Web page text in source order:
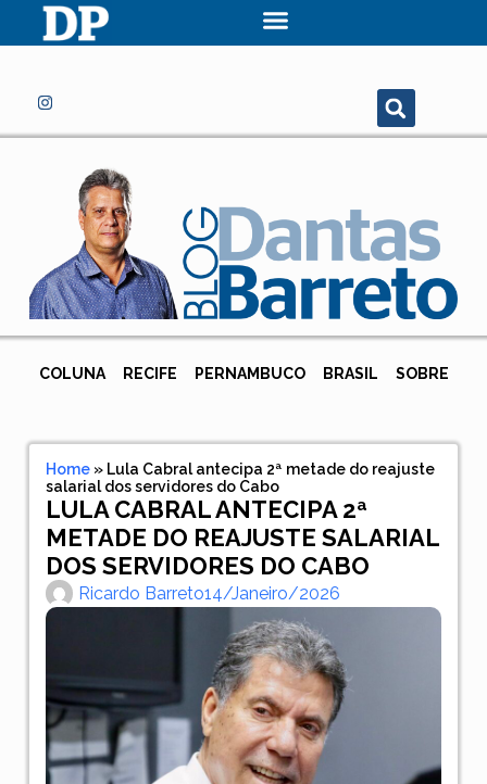
COLUNA RECIFE PERNAMBUCO BRASIL SOBRE
Home» Lula Cabral antecipa 2ª metade do reajuste
salarial dos servidores do Cabo
LULA CABRAL ANTECIPA 2ª
METADE DO REAJUSTE SALARIAL
DOS SERVIDORES DO CABO
Ricardo Barreto14/janeiro/2026